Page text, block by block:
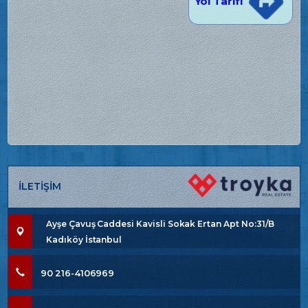
İLETİŞİM
Ayşe Çavuş Caddesi Kavisli Sokak Ertan Apt No:31/B
Kadıköy İstanbul
90 216-4106969